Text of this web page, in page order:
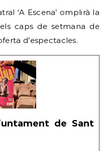
‘A Escena’ omplirà la
caps de setmana de
d’espectacles.
de Sant